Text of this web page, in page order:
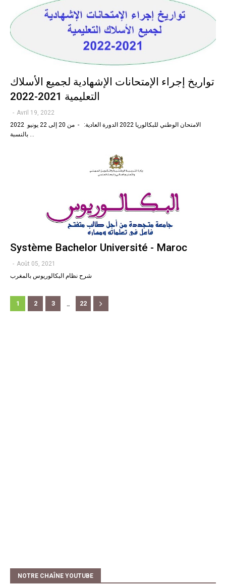
تواريخ إجراء الإمتحانات الإشهادية لجميع الأسلاك
التعليمية 2021-2022
- Avril 19, 2022
الامتحان الوطني للبكالوريا 2022 الدورة العادية: - من 20 إلى 22 يونيو 2022
بالنسبة…
Système Bachelor Université - Maroc
- Août 05, 2021
شرح نظام البكالوريوس بالمغرب
1 2 3 ... 22
NOTRE CHAÎNE YOUTUBE